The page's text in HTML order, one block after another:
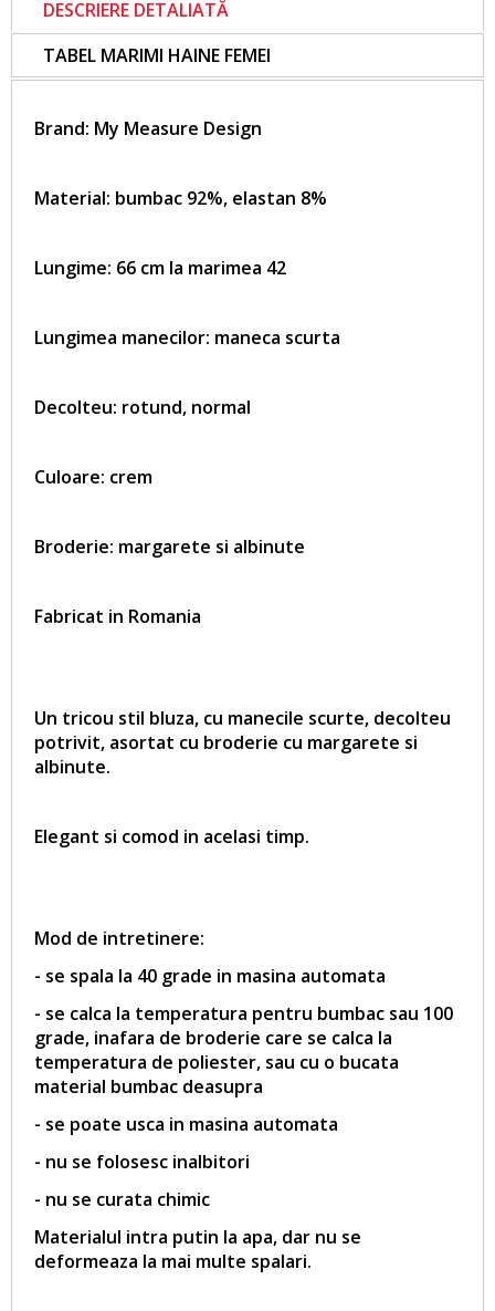
DESCRIERE DETALIATĂ
TABEL MARIMI HAINE FEMEI
Brand: My Measure Design
Material: bumbac 92%, elastan 8%
Lungime: 66 cm la marimea 42
Lungimea manecilor: maneca scurta
Decolteu: rotund, normal
Culoare: crem
Broderie: margarete si albinute
Fabricat in Romania
Un tricou stil bluza, cu manecile scurte, decolteu
potrivit, asortat cu broderie cu margarete si
albinute.
Elegant si comod in acelasi timp.
Mod de intretinere:
- se spala la 40 grade in masina automata
- se calca la temperatura pentru bumbac sau 100
grade, inafara de broderie care se calca la
temperatura de poliester, sau cu o bucata
material bumbac deasupra
- se poate usca in masina automata
- nu se folosesc inalbitori
- nu se curata chimic
Materialul intra putin la apa, dar nu se
deformeaza la mai multe spalari.